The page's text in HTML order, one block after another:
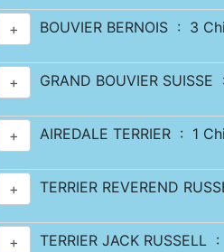
+ BOUVIER BERNOIS : 3
+ GRAND BOUVIER
+ AIREDALE TERRIER : 1
+ TERRIER REVEREND
+ TERRIER JACK RUSSELL